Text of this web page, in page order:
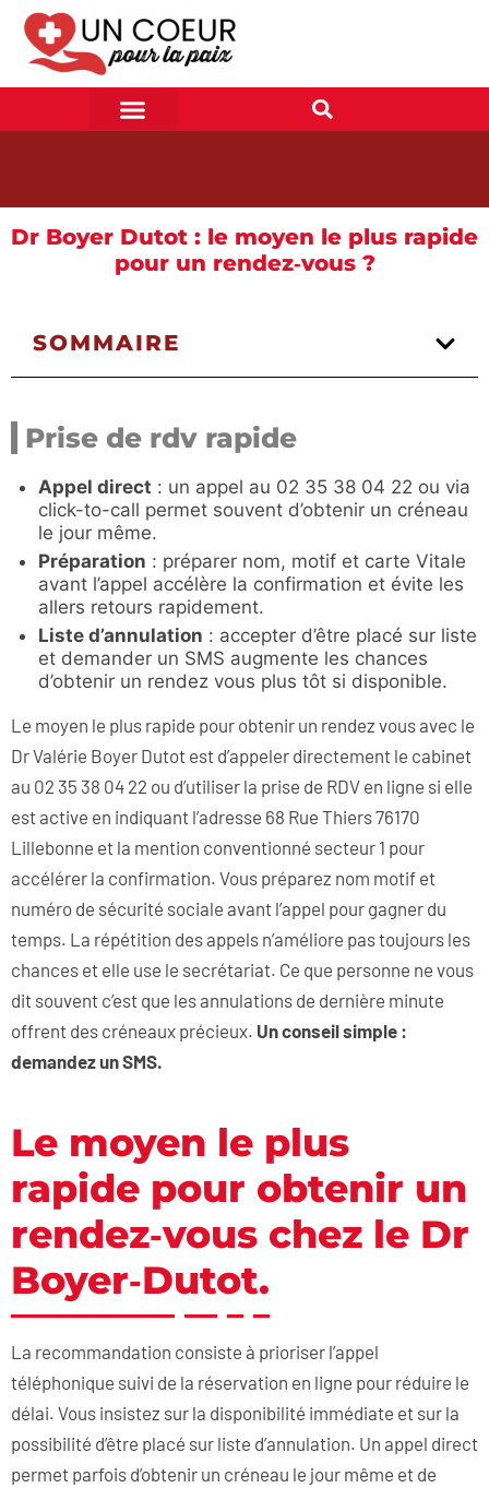
Dr Boyer Dutot : le moyen le plus rapide
pour un rendez‑vous ?
SOMMAIRE
Prise de rdv rapide
Appel direct : un appel au 02 35 38 04 22 ou via
click-to-call permet souvent d’obtenir un créneau
le jour même.
Préparation : préparer nom, motif et carte Vitale
avant l’appel accélère la confirmation et évite les
allers retours rapidement.
Liste d’annulation : accepter d’être placé sur liste
et demander un SMS augmente les chances
d’obtenir un rendez vous plus tôt si disponible.
Le moyen le plus rapide pour obtenir un rendez vous avec le
Dr Valérie Boyer Dutot est d’appeler directement le cabinet
au 02 35 38 04 22 ou d’utiliser la prise de RDV en ligne si elle
est active en indiquant l’adresse 68 Rue Thiers 76170
Lillebonne et la mention conventionné secteur 1 pour
accélérer la confirmation. Vous préparez nom motif et
numéro de sécurité sociale avant l’appel pour gagner du
temps. La répétition des appels n’améliore pas toujours les
chances et elle use le secrétariat. Ce que personne ne vous
dit souvent c’est que les annulations de dernière minute
offrent des créneaux précieux. Un conseil simple :
demandez un SMS.
Le moyen le plus
rapide pour obtenir un
rendez‑vous chez le Dr
Boyer‑Dutot.
La recommandation consiste à prioriser l’appel
téléphonique suivi de la réservation en ligne pour réduire le
délai. Vous insistez sur la disponibilité immédiate et sur la
possibilité d’être placé sur liste d’annulation. Un appel direct
permet parfois d’obtenir un créneau le jour même et de